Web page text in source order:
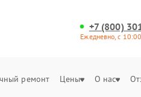
+7 (800)
Ежедневно, с
ремонт Цены О нас